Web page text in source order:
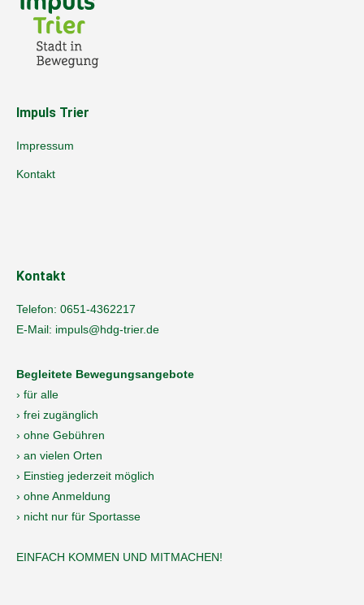
Impuls Trier
Impressum
Kontakt
Kontakt
Telefon: 0651-4362217
E-Mail: impuls@hdg-trier.de
Begleitete Bewegungsangebote
› für alle
› frei zugänglich
› ohne Gebühren
› an vielen Orten
› Einstieg jederzeit möglich
› ohne Anmeldung
› nicht nur für Sportasse
EINFACH KOMMEN UND MITMACHEN!